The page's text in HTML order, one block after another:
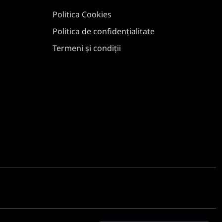
Politica Cookies
Politica de confidențialitate
Termeni și condiții